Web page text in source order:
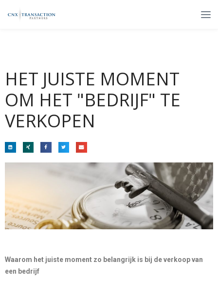
HET JUISTE MOMENT
OM HET "BEDRIJF" TE
VERKOPEN
Waarom het juiste moment zo belangrijk is bij de verkoop van
een bedrijf